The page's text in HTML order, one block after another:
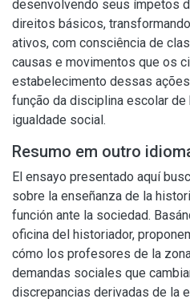
desenvolvendo seus ímpetos
direitos básicos,
ativos, com consciência de
causas e movimentos que os
estabelecimento dessas
função da disciplina escolar
igualdade social.
Resumo em outro
El ensayo presentado aquí
sobre la enseñanza de la
función ante la sociedad.
oficina del historiador,
cómo los profesores de la
demandas sociales que
discrepancias derivadas de la